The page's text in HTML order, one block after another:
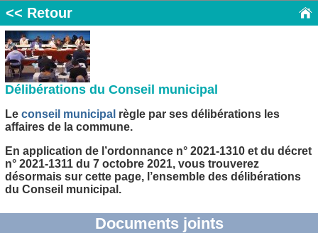
<< Retour
Délibérations du Conseil municipal
Le conseil municipal règle par ses délibérations les
affaires de la commune.
En application de l’ordonnance n° 2021-1310 et du décret
n° 2021-1311 du 7 octobre 2021, vous trouverez
désormais sur cette page, l’ensemble des délibérations
du Conseil municipal.
Documents joints